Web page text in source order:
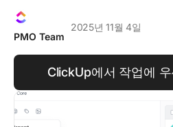
PMO Team
2025년 11월 4일
ClickUp에서 작업에